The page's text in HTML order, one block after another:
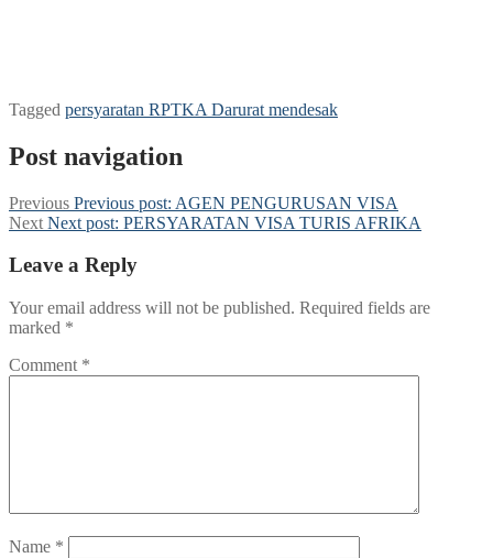
Tagged persyaratan RPTKA Darurat mendesak
Post navigation
Previous Previous post: AGEN PENGURUSAN VISA
Next Next post: PERSYARATAN VISA TURIS AFRIKA
Leave a Reply
Your email address will not be published. Required fields are
marked *
Comment *
Name *